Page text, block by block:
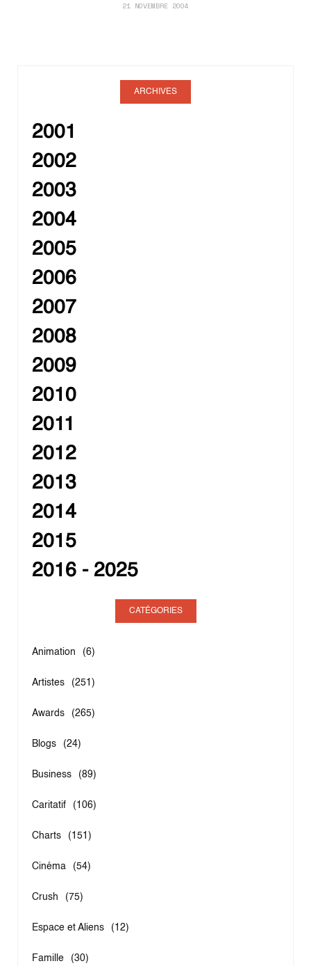
21 NOVEMBRE 2004
ARCHIVES
2001
2002
2003
2004
2005
2006
2007
2008
2009
2010
2011
2012
2013
2014
2015
2016 - 2025
CATÉGORIES
Animation (6)
Artistes (251)
Awards (265)
Blogs (24)
Business (89)
Caritatif (106)
Charts (151)
Cinéma (54)
Crush (75)
Espace et Aliens (12)
Famille (30)